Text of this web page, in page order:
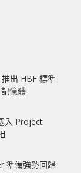
推出 HBF 標準
憶體
入 Project
準備強勢回歸